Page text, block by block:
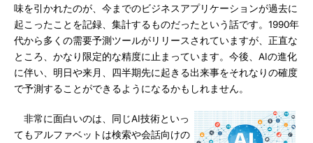
味を引かれたのが、今までのビジネスアプリケーションが過去に
起こったことを記録、集計するものだったという話です。1990年
代から多くの需要予測ツールがリリースされていますが、正直な
ところ、かなり限定的な精度に止まっています。今後、AIの進化
に伴い、明日や来月、四半期先に起きる出来事をそれなりの確度
で予測することができるようになるかもしれません。
非常に面白いのは、同じAI技術といっ
てもアルファベットは検索や会話向けの